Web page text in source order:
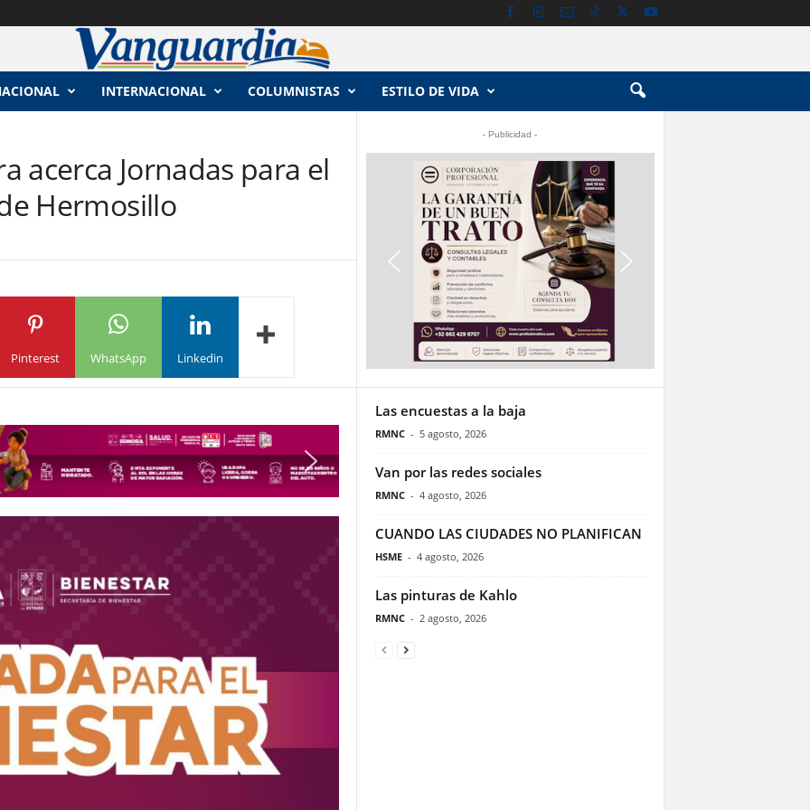
INTERNACIONAL COLUMNISTAS ESTILO DE VIDA
acerca Jornadas para el
Hermosillo
Pinterest WhatsApp Linkedin
- Publicidad -
Las encuestas a la baja
RMNC - 5 agosto, 2026
Van por las redes sociales
RMNC - 4 agosto, 2026
CUANDO LAS CIUDADES NO PLANIFICAN
HSME - 4 agosto, 2026
Las pinturas de Kahlo
RMNC - 2 agosto, 2026